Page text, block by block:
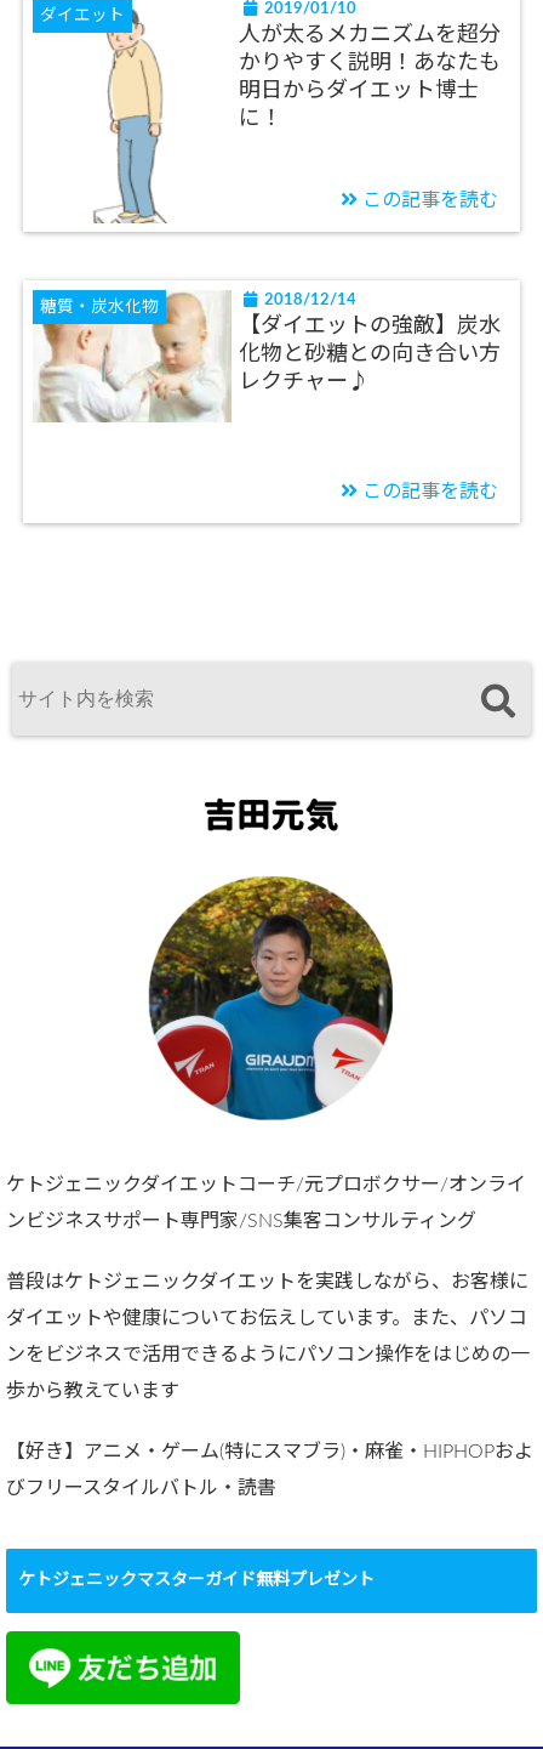
ダイエット 2019/01/10
人が太るメカニズムを超分
かりやすく説明！あなたも
明日からダイエット博士
に！
この記事を読む
糖質・炭水化物 2018/12/14
【ダイエットの強敵】炭水
化物と砂糖との向き合い方
レクチャー♪
この記事を読む
ケトジェニックダイエットコーチ/元プロボクサー/オンライ
ンビジネスサポート専門家/SNS集客コンサルティング
普段はケトジェニックダイエットを実践しながら、お客様に
ダイエットや健康についてお伝えしています。また、パソコ
ンをビジネスで活用できるようにパソコン操作をはじめの一
歩から教えています
【好き】アニメ・ゲーム(特にスマブラ)・麻雀・HIPHOPおよ
びフリースタイルバトル・読書
ケトジェニックマスターガイド無料プレゼント